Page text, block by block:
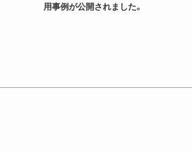
用事例が公開されました。